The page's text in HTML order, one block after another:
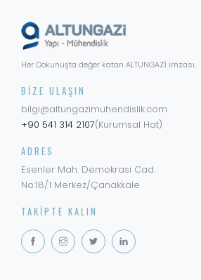
Her Dokunuşta değer katan ALTUNGAZİ imzası.
BIZE ULAŞIN
bilgi@altungazimuhendislik.com
+90 541 314 2107(Kurumsal Hat)
ADRES
Esenler Mah. Demokrasi Cad.
No:18/1 Merkez/Çanakkale
TAKIPTE KALIN